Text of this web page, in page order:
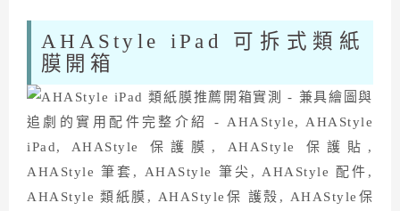
AHAStyle iPad 可拆式類紙
膜開箱